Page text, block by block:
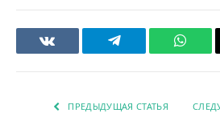
VKontakteTelegram
ПРЕДЫДУЩАЯ СТАТЬЯ